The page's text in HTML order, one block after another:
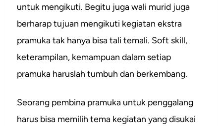
untuk mengikuti. Begitu juga wali murid juga
berharap tujuan mengikuti kegiatan ekstra
pramuka tak hanya bisa tali temali. Soft skill,
keterampilan, kemampuan dalam setiap
pramuka haruslah tumbuh dan berkembang.
Seorang pembina pramuka untuk penggalang
harus bisa memilih tema kegiatan yang disukai